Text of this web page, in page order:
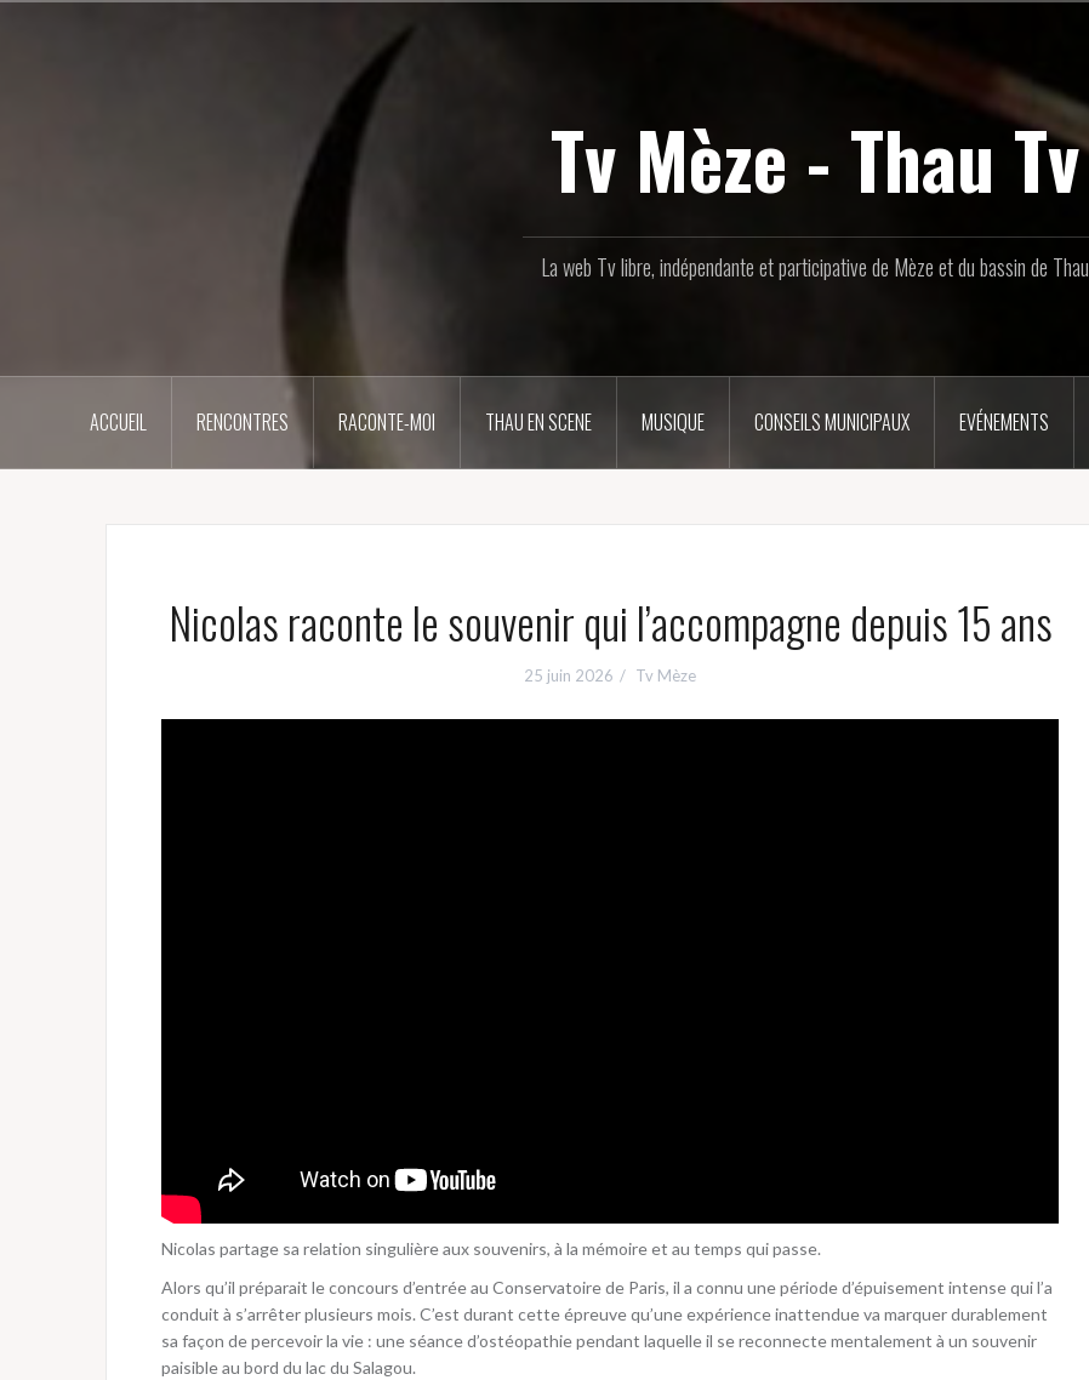
Tv Mèze - Thau Tv
La web Tv libre, indépendante et participative de Mèze et du bassin de Thau
ACCUEIL RENCONTRES RACONTE-MOI THAU EN SCENE MUSIQUE CONSEILS MUNICIPAUX EVÉNEMENTS
Nicolas raconte le souvenir qui l’accompagne depuis 15 ans
25 juin 2026 Tv Mèze
Nicolas partage sa relation singulière aux souvenirs, à la mémoire et au temps qui passe.
Alors qu’il préparait le concours d’entrée au Conservatoire de Paris, il a connu une période d’épuisement intense qui l’a
conduit à s’arrêter plusieurs mois. C’est durant cette épreuve qu’une expérience inattendue va marquer durablement
sa façon de percevoir la vie : une séance d’ostéopathie pendant laquelle il se reconnecte mentalement à un souvenir
paisible au bord du lac du Salagou.